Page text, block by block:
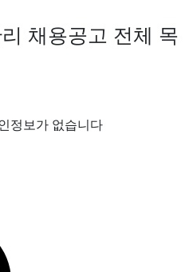
채용공고 전체 목
정보가 없습니다